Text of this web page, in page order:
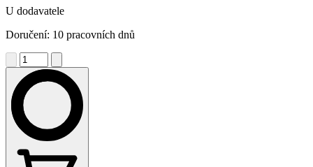
U dodavatele
Doručení: 10 pracovních dnů